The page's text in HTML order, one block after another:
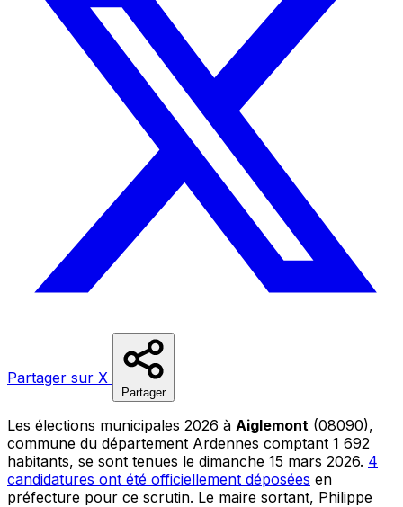
Partager sur X
Partager
Les élections municipales 2026 à Aiglemont (08090),
commune du département Ardennes comptant 1 692
habitants, se sont tenues le dimanche 15 mars 2026. 4
candidatures ont été officiellement déposées en
préfecture pour ce scrutin. Le maire sortant, Philippe